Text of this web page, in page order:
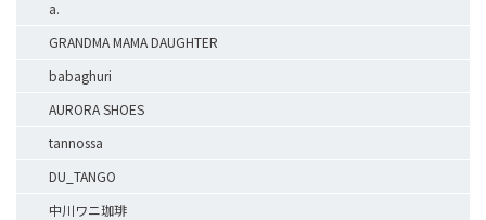
a.
GRANDMA MAMA DAUGHTER
babaghuri
AURORA SHOES
tannossa
DU_TANGO
中川ワニ珈琲